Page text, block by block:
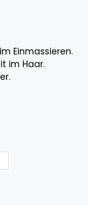
Einmassieren.
im Haar.